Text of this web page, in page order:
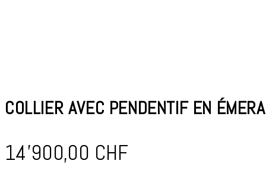
COLLIER AVEC PENDENTIF EN
14'900,00 CHF